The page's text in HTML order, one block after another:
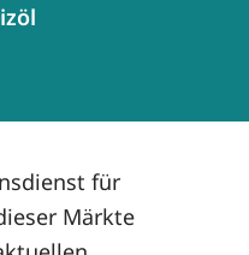
für
Märkte